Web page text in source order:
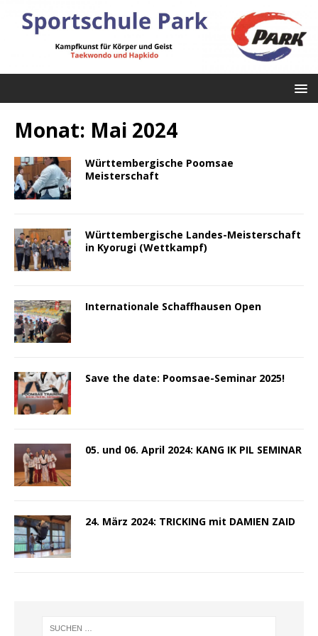
Monat: Mai 2024
Württembergische Poomsae
Meisterschaft
Württembergische Landes-Meisterschaft
in Kyorugi (Wettkampf)
Internationale Schaffhausen Open
Save the date: Poomsae-Seminar 2025!
05. und 06. April 2024: KANG IK PIL SEMINAR
24. März 2024: TRICKING mit DAMIEN ZAID